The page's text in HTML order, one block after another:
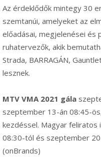
Az érdeklődők mintegy 30
szemtanúi, amelyeket az
előadásai, megjelenései és
ruhatervezők, akik
Strada, BARRAGÁN,
lesznek.
MTV VMA 2021 gála
szeptember 13-án 08:45-
kezdéssel. Magyar
08:30-tól és szeptember
(onBrands)